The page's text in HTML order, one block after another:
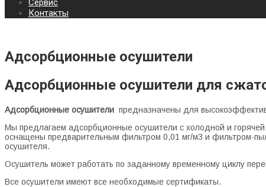
Сервис
Контакты
Адсорбционные осушители
Адсорбционные осушители для
Адсорбционные осушители предназначены для
Мы предлагаем адсорбционные осушители с холодной и
оснащены предварительным фильтром 0,01 мг/м3 и фильтром-
осушителя.
Осушитель может работать по заданному временному циклу
Все осушители имеют все необходимые сертификаты.